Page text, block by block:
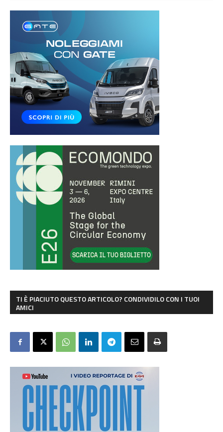
TI È PIACIUTO QUESTO ARTICOLO? CONDIVIDILO CON I TUOI
AMICI